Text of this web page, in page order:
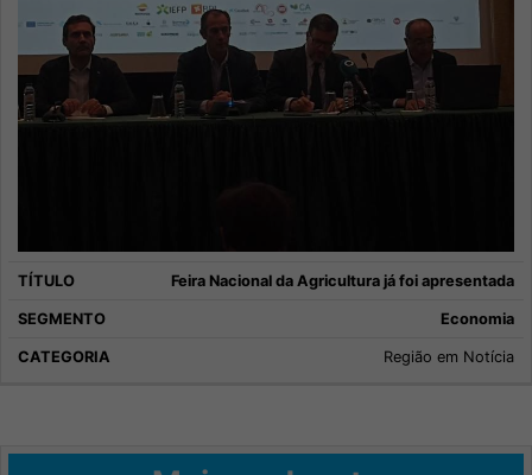
Feira Nacional da Agricultura já foi apresentada
Economia
Região em Notícia